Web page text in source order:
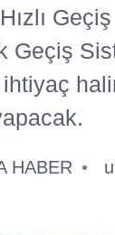
Geçiş
ihtiyaç
HABER